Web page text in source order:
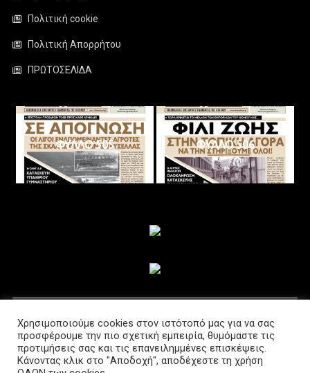
Πολιτική cookie
Πολιτική Απορρήτου
ΠΡΩΤΟΣΕΛΙΔΑ
ΦΥΛΛΟ 505 ΦΥΛΛΟ 506
Χρησιμοποιούμε cookies στον ιστότοπό μας για να σας
προσφέρουμε την πιο σχετική εμπειρία, θυμόμαστε τις
προτιμήσεις σας και τις επανειλημμένες επισκέψεις.
Κάνοντας κλικ στο "Αποδοχή", αποδέχεστε τη χρήση